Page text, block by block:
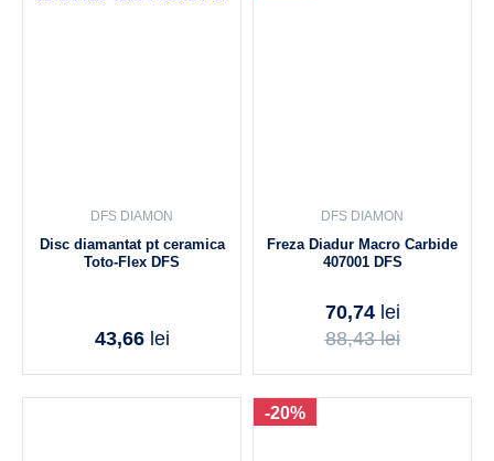
DFS DIAMON
Disc diamantat pt ceramica
Toto-Flex DFS
43,66 lei
DFS DIAMON
Freza Diadur Macro Carbide
407001 DFS
70,74 lei
88,43lei
-20%